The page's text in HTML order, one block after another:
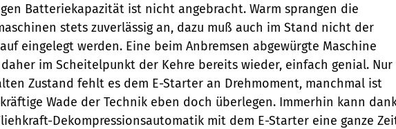
Batteriekapazität ist nicht angebracht. Warm sprangen die
stets zuverlässig an, dazu muß auch im Stand nicht der
eingelegt werden. Eine beim Anbremsen abgewürgte Maschine
im Scheitelpunkt der Kehre bereits wieder, einfach genial. Nur
Zustand fehlt es dem E-Starter an Drehmoment, manchmal ist
Wade der Technik eben doch überlegen. Immerhin kann
Dekompressionsautomatik mit dem E-Starter eine ganze